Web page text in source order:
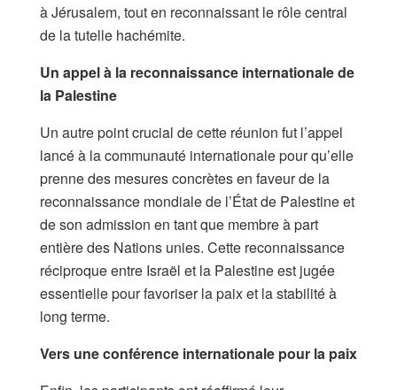
à Jérusalem, tout en reconnaissant le rôle central
de la tutelle hachémite.
Un appel à la reconnaissance internationale de
la Palestine
Un autre point crucial de cette réunion fut l’appel
lancé à la communauté internationale pour qu’elle
prenne des mesures concrètes en faveur de la
reconnaissance mondiale de l’État de Palestine et
de son admission en tant que membre à part
entière des Nations unies. Cette reconnaissance
réciproque entre Israël et la Palestine est jugée
essentielle pour favoriser la paix et la stabilité à
long terme.
Vers une conférence internationale pour la paix